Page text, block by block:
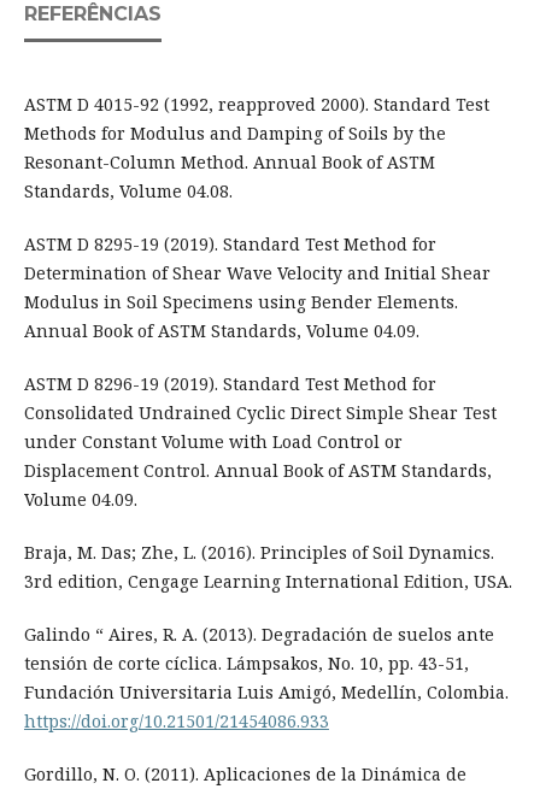
REFERÊNCIAS
ASTM D 4015-92 (1992, reapproved 2000). Standard Test
Methods for Modulus and Damping of Soils by the
Resonant-Column Method. Annual Book of ASTM
Standards, Volume 04.08.
ASTM D 8295-19 (2019). Standard Test Method for
Determination of Shear Wave Velocity and Initial Shear
Modulus in Soil Specimens using Bender Elements.
Annual Book of ASTM Standards, Volume 04.09.
ASTM D 8296-19 (2019). Standard Test Method for
Consolidated Undrained Cyclic Direct Simple Shear Test
under Constant Volume with Load Control or
Displacement Control. Annual Book of ASTM Standards,
Volume 04.09.
Braja, M. Das; Zhe, L. (2016). Principles of Soil Dynamics.
3rd edition, Cengage Learning International Edition, USA.
Galindo “ Aires, R. A. (2013). Degradación de suelos ante
tensión de corte cíclica. Lámpsakos, No. 10, pp. 43-51,
Fundación Universitaria Luis Amigó, Medellín, Colombia.
https://doi.org/10.21501/21454086.933
Gordillo, N. O. (2011). Aplicaciones de la Dinámica de